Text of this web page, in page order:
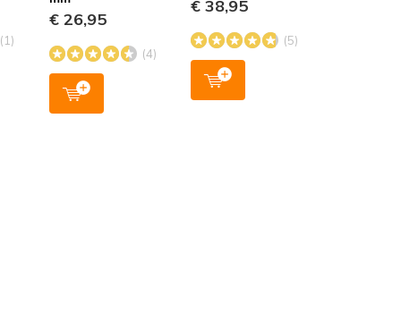
DoorJan- 16-03-2023
beoordeling
(1)
€ 26,95
(4)
€ 38,95
(5)